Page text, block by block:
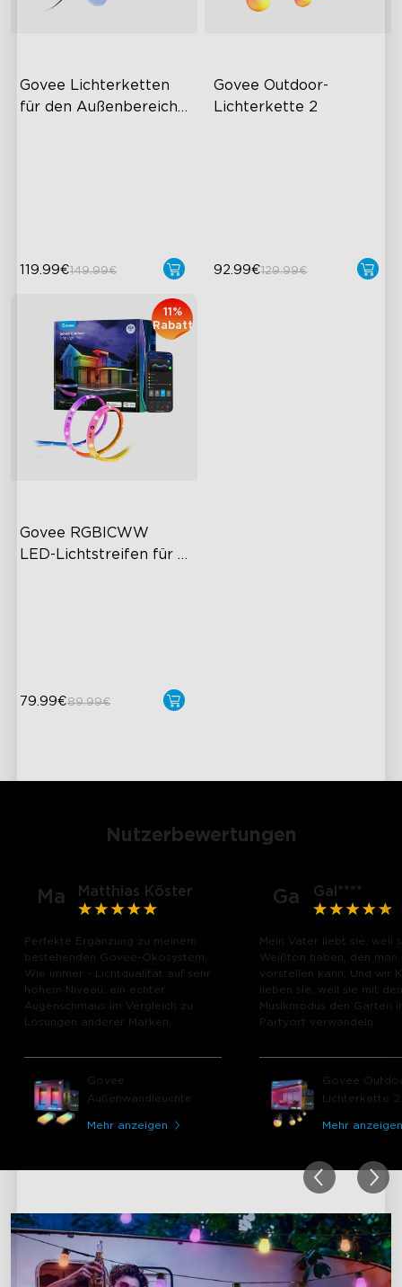
Govee Lichterketten
für den Außenbereich
119.99€149.99€
Govee Outdoor-
Lichterkette 2
92.99€129.99€
Govee RGBICWW
LED-Lichtstreifen für
11%
Rabatt
79.99€89.99€
Nutzerbewertungen
Ma Matthias Köster
Perfekte Ergänzung zu meinem
bestehenden Govee-Ökosystem.
Wie immer - Lichtqualität auf sehr
hohem Niveau, ein echter
Augenschmaus im Vergleich zu
Lösungen anderer Marken.
Govee
Außenwandleuchte
Mehr anzeigen
Ga Gal****
Mein Vater liebt sie, weil
Weißton haben, den man
vorstellen kann. Und wir
lieben sie, weil sie mit
Musikmodus den Garten
Partyort verwandeln.
Govee
Lichterkette 2
Mehr anzeigen